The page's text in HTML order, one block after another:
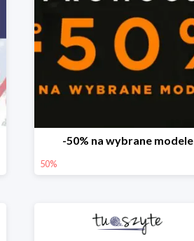
-50% na wybrane modele
50%